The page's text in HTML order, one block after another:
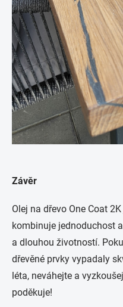
Závěr
Olej na dřevo One Coat
kombinuje jednoduchost
a dlouhou životností.
dřevěné prvky vypadaly
léta, neváhejte a
poděkuje!